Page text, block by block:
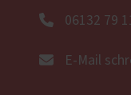
06132 79
E-Mail